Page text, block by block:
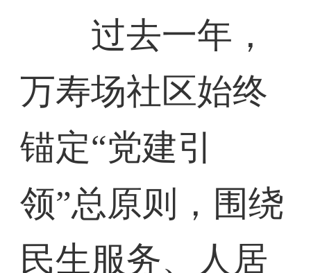
过去一年，
万寿场社区始终
锚定“党建引
领”总原则，围绕
民生服务、人居